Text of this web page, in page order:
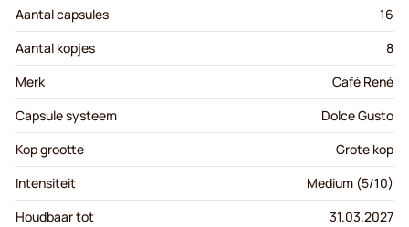
Aantal capsules
16
Aantal kopjes
8
Merk
Café René
Capsule systeem
Dolce Gusto
Kop grootte
Grote kop
Intensiteit
Medium (5/10)
Houdbaar tot
31.03.2027